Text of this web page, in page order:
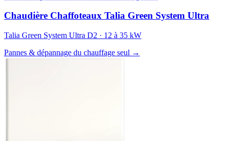
Chaudière Chaffoteaux Talia Green System Ultra
Talia Green System Ultra D2 · 12 à 35 kW
Pannes & dépannage du chauffage seul →